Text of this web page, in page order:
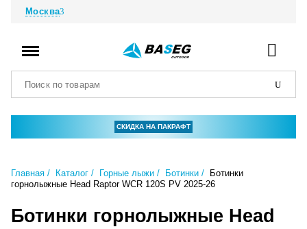
Москва
СКИДКА НА ПАКРАФТ
Главная Каталог Горные лыжи Ботинки
Ботинки
горнолыжные Head Raptor WCR 120S PV 2025-26
Ботинки горнолыжные Head